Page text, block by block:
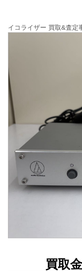
買取
イコライザー 買取&査定